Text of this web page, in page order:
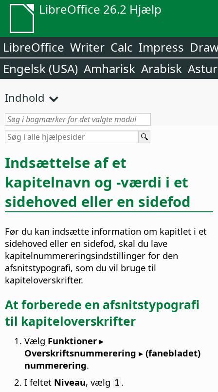
LibreOffice 26.2 Hjælp
LibreOffice Writer Calc Impress
Engelsk (USA) Amharisk Arabisk
Indhold
Indsættelse af et
kapitelnavn og -værdi i et
sidehoved eller en sidefod
Før du kan indsætte information om kapitlet i et
sidehoved eller en sidefod, skal du lave
kapitelnummereringsindstillinger for den
afsnitstypografi, som du vil bruge til
kapiteloverskrifter.
At forberede en afsnitstypografi
til kapiteloverskrifter
Vælg Funktioner ▸
Overskriftsnummerering ▸ (fanebladet)
nummerering.
I feltet Niveau, vælg 1 .